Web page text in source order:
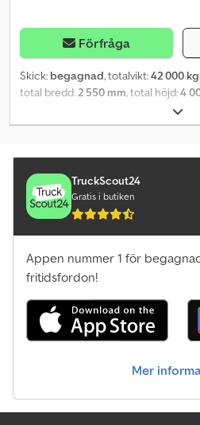
Förfråga
Skick: begagnad, totalvikt:42 000 kg
total bredd: 2 550 mm , total höjd:4
Faymonville Modell: Euromax
2013 Produktkategori: Begagnad
Tjänstevikt: 10 900 kg Plats: 45143
TruckScout24
Gratis i butiken
Appen nummer 1 för
fritidsfordon!
Mer